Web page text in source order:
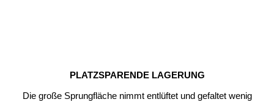
PLATZSPARENDE LAGERUNG
Die große Sprungfläche nimmt entlüftet und gefaltet wenig